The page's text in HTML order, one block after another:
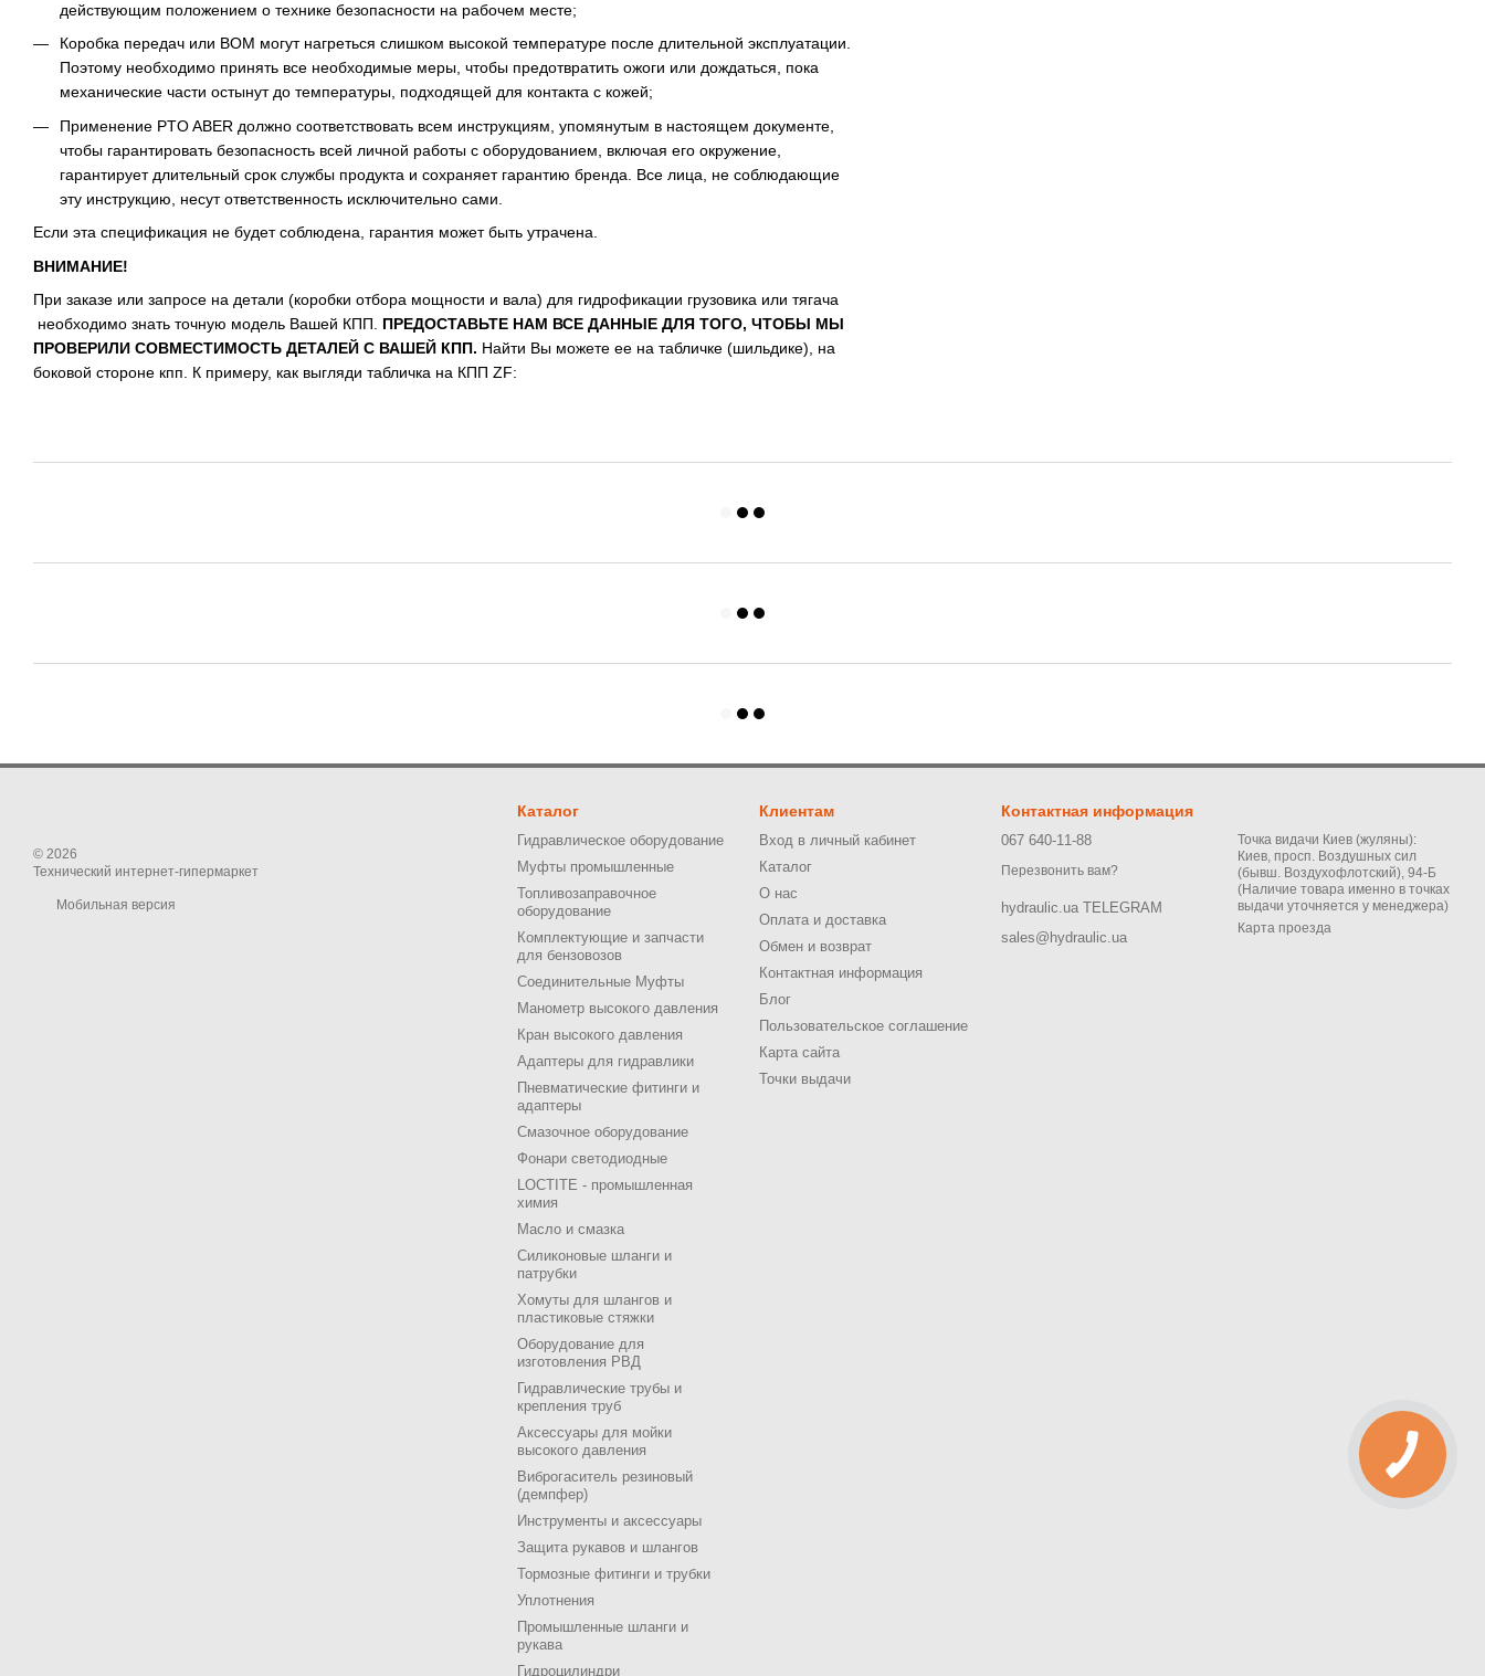
действующим положением о технике безопасности на рабочем месте;
Коробка передач или ВОМ могут нагреться слишком высокой температуре после длительной эксплуатации.
Поэтому необходимо принять все необходимые меры, чтобы предотвратить ожоги или дождаться, пока
механические части остынут до температуры, подходящей для контакта с кожей;
Применение PTO ABER должно соответствовать всем инструкциям, упомянутым в настоящем документе,
чтобы гарантировать безопасность всей личной работы с оборудованием, включая его окружение,
гарантирует длительный срок службы продукта и сохраняет гарантию бренда. Все лица, не соблюдающие
эту инструкцию, несут ответственность исключительно сами.
Если эта спецификация не будет соблюдена, гарантия может быть утрачена.
ВНИМАНИЕ!
При заказе или запросе на детали (коробки отбора мощности и вала) для гидрофикации грузовика или тягача
необходимо знать точную модель Вашей КПП. ПРЕДОСТАВЬТЕ НАМ ВСЕ ДАННЫЕ ДЛЯ ТОГО, ЧТОБЫ МЫ
ПРОВЕРИЛИ СОВМЕСТИМОСТЬ ДЕТАЛЕЙ С ВАШЕЙ КПП. Найти Вы можете ее на табличке (шильдике), на
боковой стороне кпп. К примеру, как выгляди табличка на КПП ZF:
© 2026
Технический интернет-гипермаркет
Мобильная версия
Каталог
Гидравлическое оборудование
Муфты промышленные
Топливозаправочное
оборудование
Комплектующие и запчасти
для бензовозов
Соединительные Муфты
Манометр высокого давления
Кран высокого давления
Адаптеры для гидравлики
Пневматические фитинги и
адаптеры
Смазочное оборудование
Фонари светодиодные
LOCTITE - промышленная
химия
Масло и смазка
Силиконовые шланги и
патрубки
Хомуты для шлангов и
пластиковые стяжки
Оборудование для
изготовления РВД
Гидравлические трубы и
крепления труб
Аксессуары для мойки
высокого давления
Виброгаситель резиновый
(демпфер)
Инструменты и аксессуары
Защита рукавов и шлангов
Тормозные фитинги и трубки
Уплотнения
Промышленные шланги и
рукава
Гидроцилиндри
Клиентам
Вход в личный кабинет
Каталог
О нас
Оплата и доставка
Обмен и возврат
Контактная информация
Блог
Пользовательское соглашение
Карта сайта
Точки выдачи
Контактная информация
067 640-11-88
Перезвонить вам?
hydraulic.ua TELEGRAM
sales@hydraulic.ua
Точка видачи Киев (жуляны):
Киев, просп. Воздушных сил
(бывш. Воздухофлотский), 94-Б
(Наличие товара именно в точках
выдачи уточняется у менеджера)
Карта проезда